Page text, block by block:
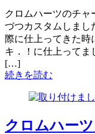
クロムハーツのチャ
づつカスタムしまし
際に仕上ってきた時
キ．！に仕上ってま
[…]
続きを読む
クロムハー